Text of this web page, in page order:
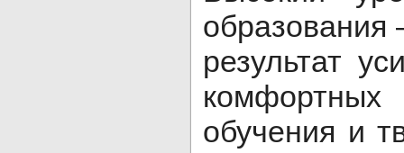
образования
результат
обучения и